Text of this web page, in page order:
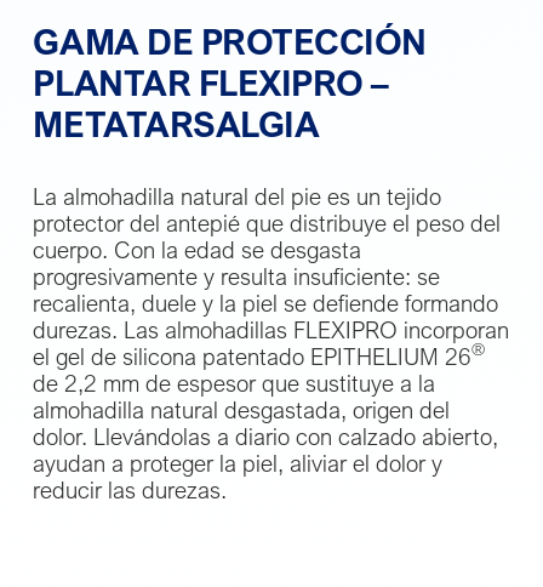
GAMA DE PROTECCIÓN
PLANTAR FLEXIPRO –
METATARSALGIA
La almohadilla natural del pie es un tejido
protector del antepié que distribuye el peso del
cuerpo. Con la edad se desgasta
progresivamente y resulta insuficiente: se
recalienta, duele y la piel se defiende formando
durezas. Las almohadillas FLEXIPRO incorporan
el gel de silicona patentado EPITHELIUM 26®
de 2,2 mm de espesor que sustituye a la
almohadilla natural desgastada, origen del
dolor. Llevándolas a diario con calzado abierto,
ayudan a proteger la piel, aliviar el dolor y
reducir las durezas.